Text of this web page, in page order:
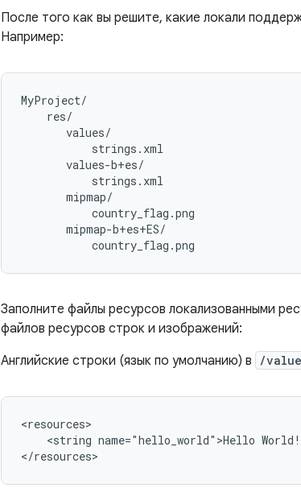
После того как вы решите, какие локали
Например:
MyProject/
    res/
       values/
           strings.xml
       values-b+es/
           strings.xml
       mipmap/
           country_flag.png
       mipmap-b+es+ES/
Заполните файлы ресурсов локализованными
файлов ресурсов строк и изображений:
Английские строки (язык по умолчанию) в
/
<string name="hello_world">Hello
</resources>